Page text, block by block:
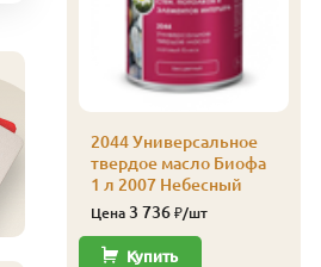
2044 Универсальное
твердое масло Биофа
1 л 2007 Небесный
Цена 3 736₽/шт
Купить